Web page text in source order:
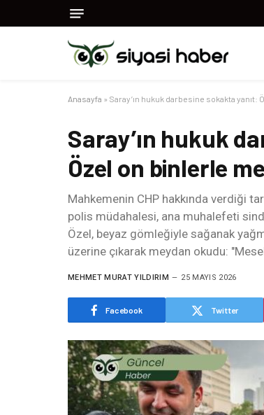
Anasayfa » Saray’ın hukuk darbesine sokakta
Saray’ın hukuk
Özel on binlerle
Mahkemenin CHP hakkında verdiği
polis müdahalesi, ana muhalefeti
Özel, beyaz gömleğiyle sağanak
üzerine çıkarak meydan okudu:
MEHMET MURAT YILDIRIM 25 MAYIS 2026
Facebook Twitter